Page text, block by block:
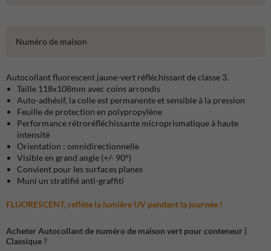
Numéro de maison
Autocollant fluorescent jaune-vert réfléchissant de classe 3.
Taille 118x108mm avec coins arrondis
Auto-adhésif, la colle est permanente et sensible à la pression
Feuille de protection en polypropylène
Performance rétroréfléchissante microprismatique à haute
intensité
Orientation : omnidirectionnelle
Visible en grand angle (+/- 90°)
Convient pour les surfaces planes
Muni un stratifié anti-graffiti
FLUORESCENT, reflète la lumière UV pendant la journée !
Acheter Autocollant de numéro de maison vert pour conteneur |
Classique ?